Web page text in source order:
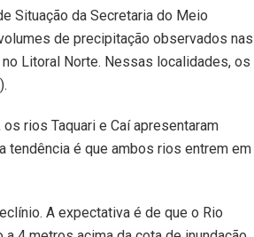
Situação da Secretaria do Meio
de precipitação observados nas
Litoral Norte. Nessas localidades, os
rios Taquari e Caí apresentaram
é que ambos rios entrem em
A expectativa é de que o Rio